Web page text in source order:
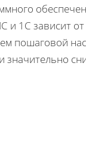
и 1С зависит
пошаговой
значительно